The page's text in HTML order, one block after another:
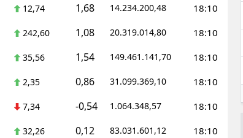
12,74 1,68 14.234.200,48 18:10
242,60 1,08 20.319.014,80 18:10
35,56 1,54 149.461.141,70 18:10
2,35 0,86 31.099.369,10 18:10
7,34 -0,54 1.064.348,57 18:10
32,26 0,12 83.031.601,12 18:10